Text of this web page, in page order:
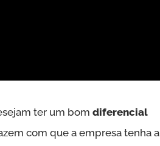
ter um bomdiferencial
com que a empresa tenha a